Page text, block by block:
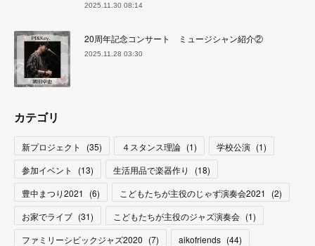
2025.11.30 08:14
20周年記念コンサート ミュージシャン紹介②
2025.11.28 03:30
カテゴリ
新プロジェクト (35) ４スタンス理論 (1) 学校公演 (1)
参加イベント
(13) 生活用品で楽器作り (18)
豊中まつり2021
(6) こどもたちが主役のじゃず演奏会2021 (2)
お家でライブ (31) こどもたちが主役のジャズ演奏会 (1)
ファミリーシビックジャズ2020 (7) aikofriends (44)